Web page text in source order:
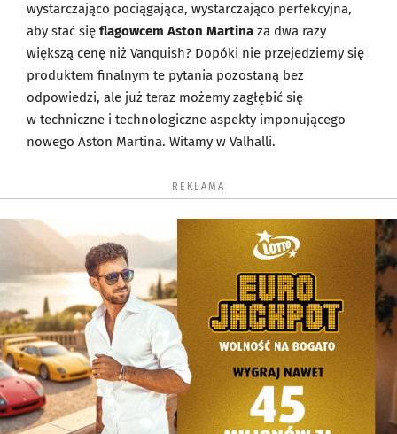
wystarczająco pociągająca, wystarczająco perfekcyjna,
aby stać się flagowcem Aston Martina za dwa razy
większą cenę niż Vanquish? Dopóki nie przejedziemy się
produktem finalnym te pytania pozostaną bez
odpowiedzi, ale już teraz możemy zagłębić się
w techniczne i technologiczne aspekty imponującego
nowego Aston Martina. Witamy w Valhalli.
REKLAMA